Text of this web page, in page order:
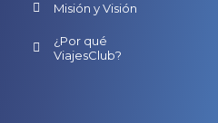
Misión y Visión
¿Por qué
ViajesClub?